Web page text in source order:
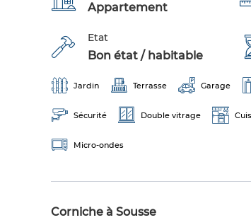
Appartement
Etat
Bon état / habitable
Jardin Terrasse Garage
Sécurité Double vitrage
Micro-ondes
Corniche à Sousse